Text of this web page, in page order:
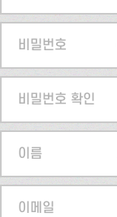
비밀번호
비밀번호 확인
이름
이메일